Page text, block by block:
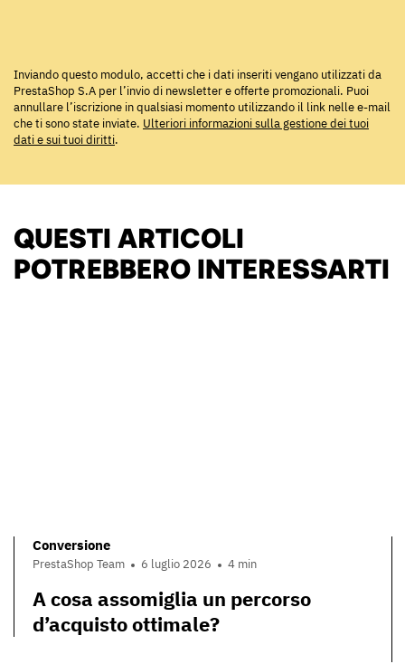
Inviando questo modulo, accetti che i dati inseriti vengano utilizzati da
PrestaShop S.A per l’invio di newsletter e offerte promozionali. Puoi
annullare l’iscrizione in qualsiasi momento utilizzando il link nelle e-mail
che ti sono state inviate. Ulteriori informazioni sulla gestione dei tuoi
dati e sui tuoi diritti.
QUESTI ARTICOLI
POTREBBERO INTERESSARTI
Conversione
PrestaShop Team 6 luglio 2026 4 min
A cosa assomiglia un percorso
d’acquisto ottimale?